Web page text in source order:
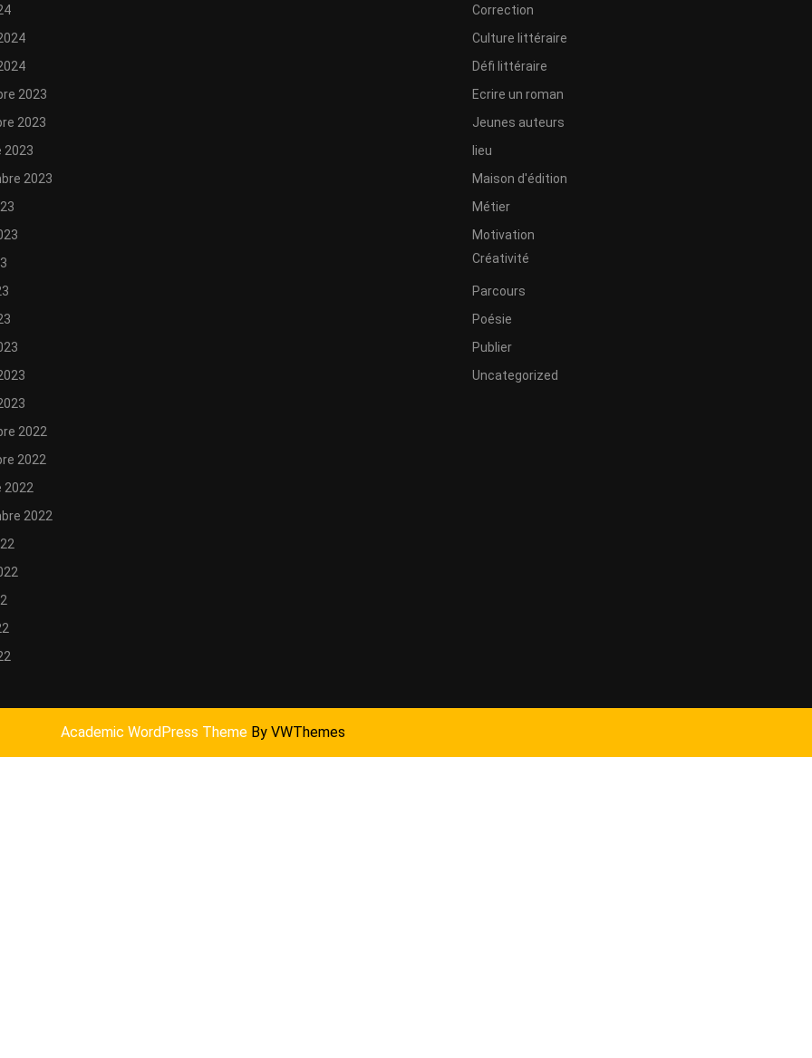
2023
2023
2023
2023
2022
2022
2022
2022
Correction
Culture littéraire
Défi littéraire
Ecrire un roman
Jeunes auteurs
lieu
Maison d'édition
Métier
Motivation
Créativité
Parcours
Poésie
Publier
Uncategorized
Academic WordPress Theme By VWThemes